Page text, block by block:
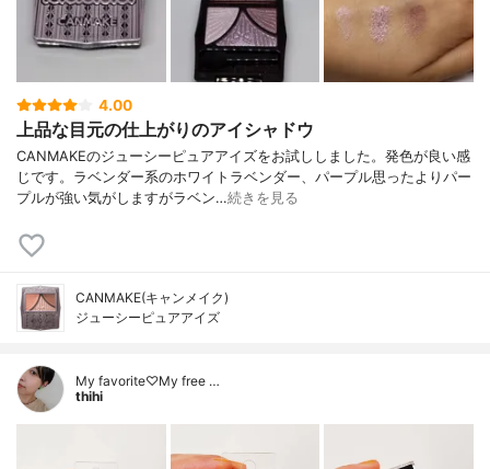
4.00
上品な目元の仕上がりのアイシャドウ
CANMAKEのジューシーピュアアイズをお試ししました。発色が良い感
じです。ラベンダー系のホワイトラベンダー、パープル思ったよりパー
プルが強い気がしますがラベン…続きを見る
CANMAKE(キャンメイク)
ジューシーピュアアイズ
My favorite♡My free …
thihi